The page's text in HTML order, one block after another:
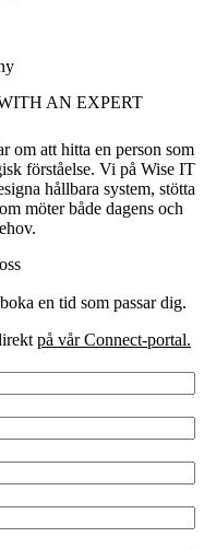
AN EXPERT
om att hitta en person som
förståelse. Vi på Wise IT
hållbara system, stötta
möter både dagens och
en tid som passar dig.
på vår Connect-portal.